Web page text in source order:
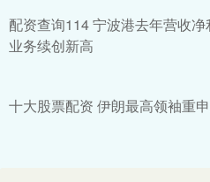
配资查询114 宁波港去年营收
业务续创新高
十大股票配资 伊朗最高领袖重